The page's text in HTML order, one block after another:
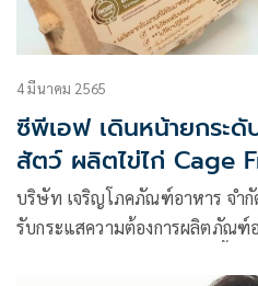
4 มีนาคม 2565
ซีพีเอฟ เดินหน้ายกระ
สัตว์ ผลิตไข่ไก่ Cage Free เพิ่มเป็น 20 ล้าน
ฟอง ในปี 65
บริษัท เจริญโภคภัณฑ์อาหาร จำ
รับกระแสความต้องการผลิตภัณ